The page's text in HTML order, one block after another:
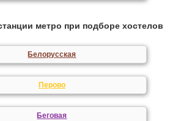
метро при подборе хостелов
Белорусская
Перово
Беговая